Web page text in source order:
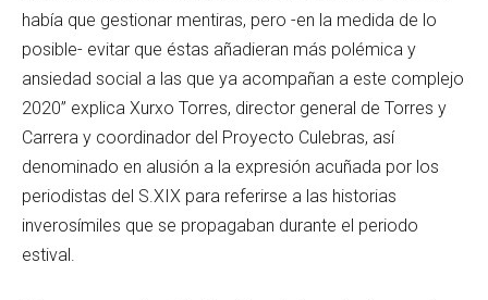
había que gestionar mentiras, pero -en la medida de lo
posible- evitar que éstas añadieran más polémica y
ansiedad social a las que ya acompañan a este complejo
2020” explica Xurxo Torres, director general de Torres y
Carrera y coordinador del Proyecto Culebras, así
denominado en alusión a la expresión acuñada por los
periodistas del S.XIX para referirse a las historias
inverosímiles que se propagaban durante el periodo
estival.